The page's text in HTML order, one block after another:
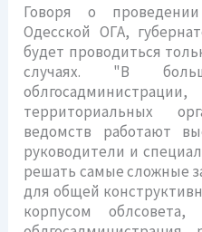
Говоря о
Одесской ОГА,
будет проводиться
случаях. "В
территориальных
ведомств работают
руководители и
решать самые сложные
для общей
корпусом